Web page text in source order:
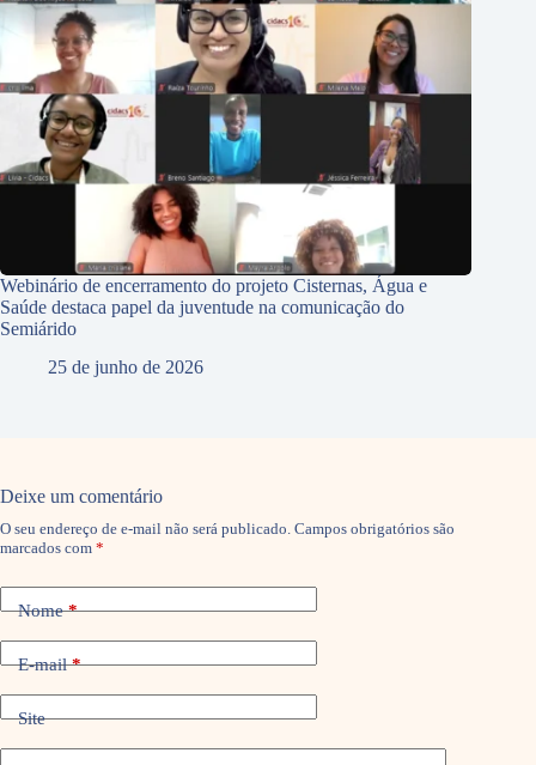
Webinário de encerramento do projeto Cisternas, Água e
Saúde destaca papel da juventude na comunicação do
Semiárido
25 de junho de 2026
Deixe um comentário
O seu endereço de e-mail não será publicado. Campos obrigatórios são
marcados com *
Nome*
E-mail*
Site